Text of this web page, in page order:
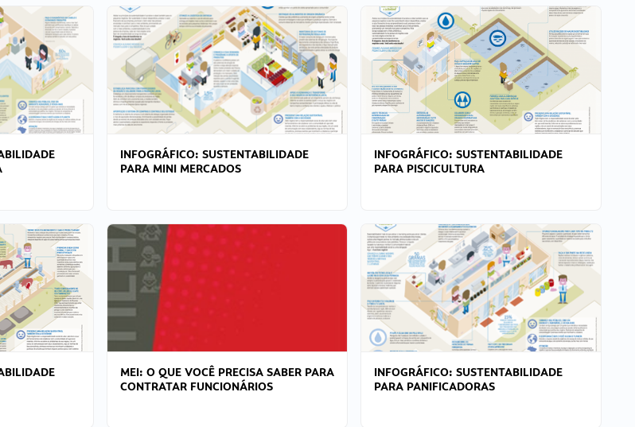
INFOGRÁFICO: SUSTENTABILIDADE
PARA MINI MERCADOS
INFOGRÁFICO: SUSTENTABILIDADE
PARA PISCICULTURA
MEI: O QUE VOCÊ PRECISA SABER PARA
CONTRATAR FUNCIONÁRIOS
INFOGRÁFICO: SUSTENTABILIDADE
PARA PANIFICADORAS